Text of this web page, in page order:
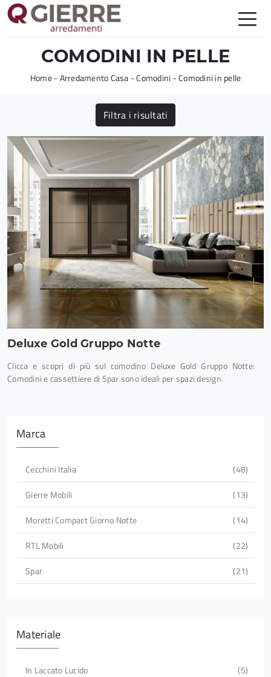
COMODINI IN PELLE
Home-Arredamento Casa -Comodini -Comodini in pelle
Filtra i risultati
Marca
Cecchini Italia
48
Gierre Mobili
13
Moretti Compact Giorno Notte
14
RTL Mobili
22
Spar
21
Materiale
In Laccato Lucido
5
Deluxe Gold Gruppo Notte
Clicca e scopri di più sul comodino Deluxe Gold Gruppo Notte:
Comodini e cassettiere di Spar sono ideali per spazi design.